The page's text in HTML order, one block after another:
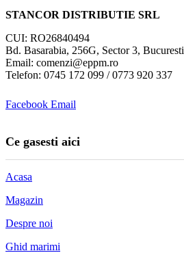
STANCOR DISTRIBUTIE SRL
CUI: RO26840494
Bd. Basarabia, 256G, Sector 3, Bucuresti
Email: comenzi@eppm.ro
Telefon: 0745 172 099 / 0773 920 337
Facebook Email
Ce gasesti aici
Acasa
Magazin
Despre noi
Ghid marimi